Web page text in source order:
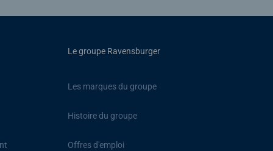
Le groupe Ravensburger
Les marques du groupe
Histoire du groupe
Offres d'emploi